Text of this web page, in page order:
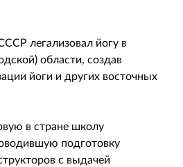
легализовал йогу в
области, создав
йоги и других восточных
в стране школу
подготовку
с выдачей